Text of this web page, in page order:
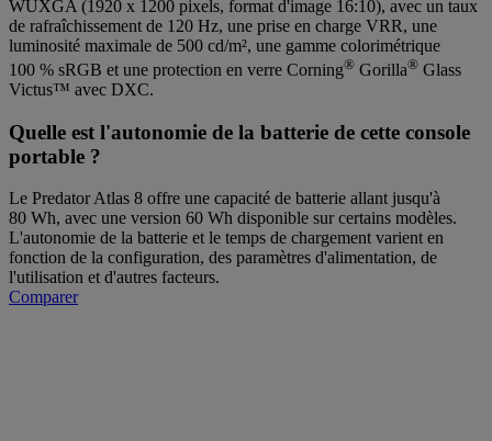
WUXGA (1920 x 1200 pixels, format d'image 16:10), avec un taux
de rafraîchissement de 120 Hz, une prise en charge VRR, une
luminosité maximale de 500 cd/m², une gamme colorimétrique
100 % sRGB et une protection en verre Corning® Gorilla® Glass
Victus™ avec DXC.
Quelle est l'autonomie de la batterie de cette console
portable ?
Le Predator Atlas 8 offre une capacité de batterie allant jusqu'à
80 Wh, avec une version 60 Wh disponible sur certains modèles.
L'autonomie de la batterie et le temps de chargement varient en
fonction de la configuration, des paramètres d'alimentation, de
l'utilisation et d'autres facteurs.
Comparer